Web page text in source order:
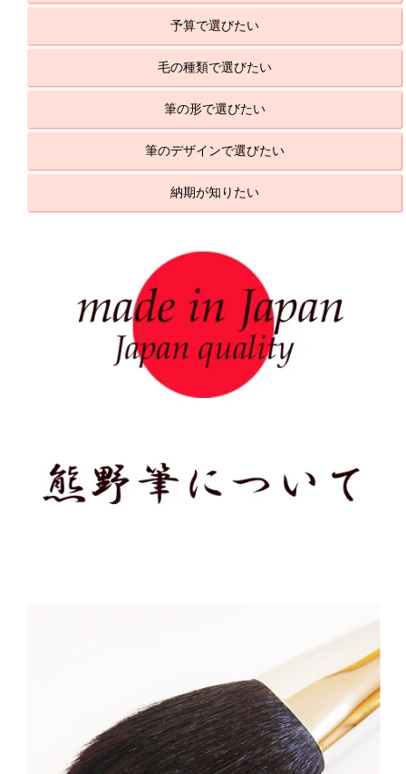
予算で選びたい
毛の種類で選びたい
筆の形で選びたい
筆のデザインで選びたい
納期が知りたい